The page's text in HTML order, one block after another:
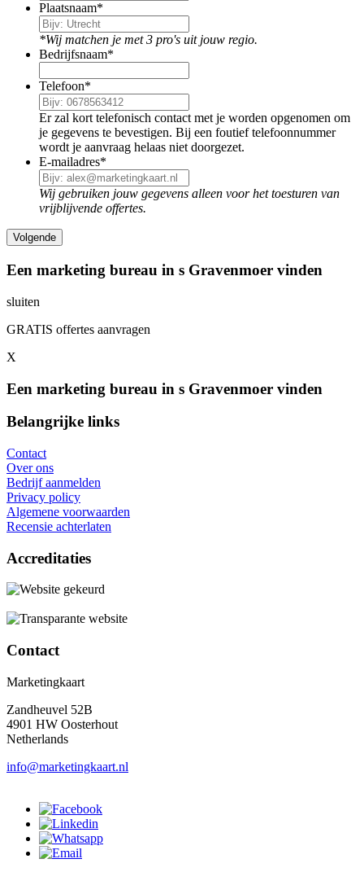
Plaatsnaam*
*Wij matchen je met 3 pro's uit jouw regio.
Bedrijfsnaam*
Telefoon*
Er zal kort telefonisch contact met je worden opgenomen om
je gegevens te bevestigen. Bij een foutief telefoonnummer
wordt je aanvraag helaas niet doorgezet.
E-mailadres*
Wij gebruiken jouw gegevens alleen voor het toesturen van
vrijblijvende offertes.
Een marketing bureau in s Gravenmoer vinden
sluiten
GRATIS offertes aanvragen
X
Een marketing bureau in s Gravenmoer vinden
Belangrijke links
Contact
Over ons
Bedrijf aanmelden
Privacy policy
Algemene voorwaarden
Recensie achterlaten
Accreditaties
Contact
Marketingkaart
Zandheuvel 52B
4901 HW Oosterhout
Netherlands
info@marketingkaart.nl